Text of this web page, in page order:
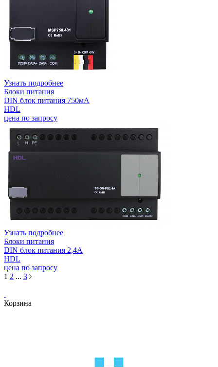
Узнать подробнее
Блоки питания
DIN блок питания 750мА
HDL
цена по запросу
Узнать подробнее
Блоки питания
DIN блок питания 2,4А
HDL
цена по запросу
1 2 ... 3
Корзина